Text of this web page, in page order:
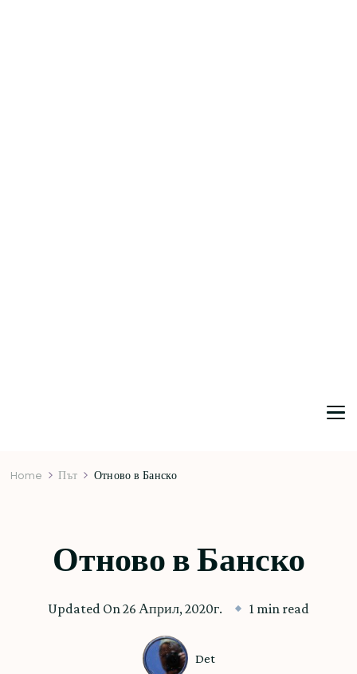
Home Път Отново в Банско
Отново в Банско
Updated On 26 Април, 2020г. 1 min read
Det